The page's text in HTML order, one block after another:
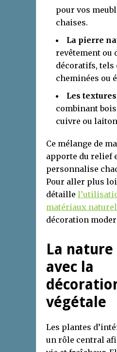
pour vos
chaises.
La pierre
revêtement ou
décoratifs, tels
cheminées ou
Les
combinant
cuivre ou
Ce mélange de
apporte du relief
personnalise
Pour aller plus
détaille
matériaux
décoration
La nature
avec la
végétale
Les plantes
un rôle central